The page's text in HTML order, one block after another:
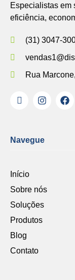
Especialistas em
eficiência,
(31) 3047-
Rua
Navegue
Início
Sobre nós
Soluções
Produtos
Blog
Contato